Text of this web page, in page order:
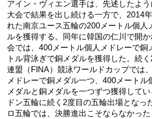
アイン・ヴィエン選手は、先述したよ
大会で結果を出し続ける一方で、2014
れた南京ユース五輪の200メートル個人
ルを獲得する。同年に韓国の仁川で開
会では、400メートル個人メドレーで銅
トル背泳ぎで銅メダルを獲得した。続
連盟（FINA）競泳ワールドカップでは
メドレーで銅メダル一つ、400メートル
メダルと銅メダルを一つずつ獲得して
ドン五輪に続く2度目の五輪出場となっ
ロ五輪では、決勝進出こそならなかっ